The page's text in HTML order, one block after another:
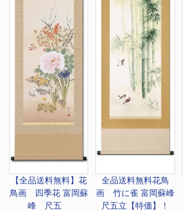
【全品送料無料】 花
鳥画 四季花 富岡蘇
峰 尺五
全品送料無料花鳥
画 竹に雀 富岡蘇峰
尺五立【特価】！